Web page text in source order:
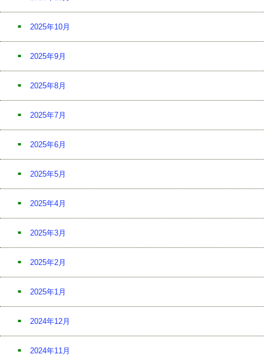
2025年10月
2025年9月
2025年8月
2025年7月
2025年6月
2025年5月
2025年4月
2025年3月
2025年2月
2025年1月
2024年12月
2024年11月